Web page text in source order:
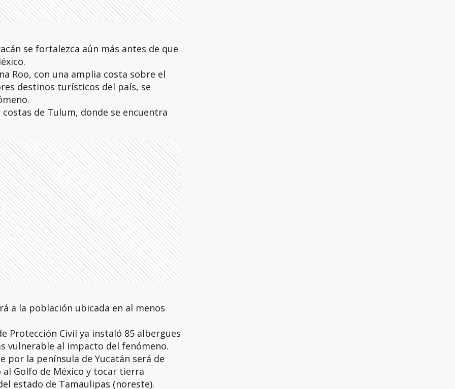
se fortalezca aún más antes de que
Roo, con una amplia costa sobre el
destinos turísticos del país, se
de Tulum, donde se encuentra
a la población ubicada en al menos
Protección Civil ya instaló 85 albergues
vulnerable al impacto del fenómeno.
por la península de Yucatán será de
Golfo de México y tocar tierra
estado de Tamaulipas (noreste).